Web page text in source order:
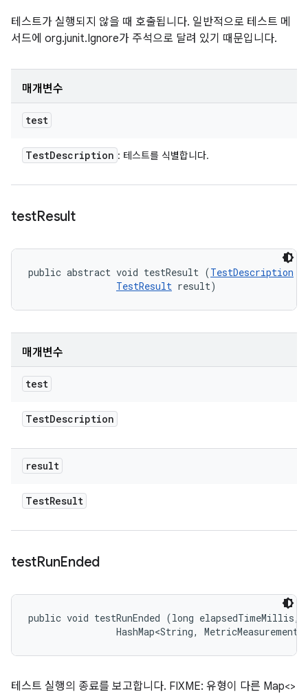
테스트가 실행되지 않을 때 호출됩니다. 일반적으로 테스트 메
서드에 org.junit.Ignore가 주석으로 달려 있기 때문입니다.
매개변수
test
TestDescription : 테스트를 식별합니다.
testResult
public abstract void testResult (TestDescription
TestResult result)
매개변수
test
TestDescription
result
TestResult
testRunEnded
public void testRunEnded (long elapsedTimeMillis,
HashMap<String,
테스트 실행의 종료를 보고합니다. FIXME: 유형이 다른 Map<>